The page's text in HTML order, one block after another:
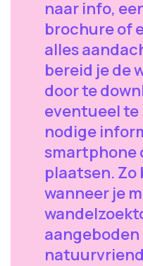
naar info,
brochure of
alles
bereid je de
door te
eventueel
nodige
smartphone
plaatsen. Zo
wanneer je
aangeboden